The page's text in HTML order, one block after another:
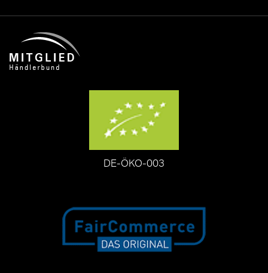
DE-ÖKO-003